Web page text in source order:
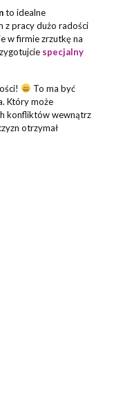
to idealne
z pracy dużo radości
specjalny
To ma być
Który może
konfliktów wewnątrz
otrzymał